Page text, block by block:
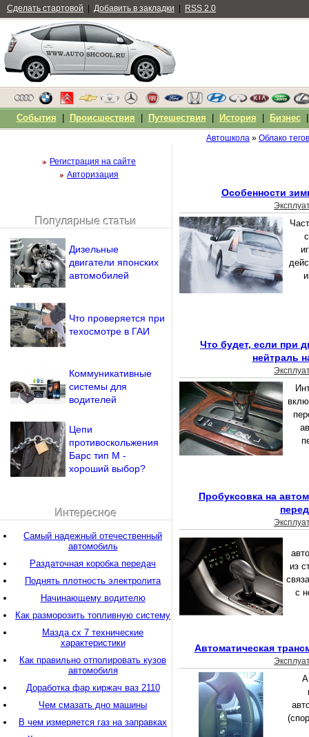
Автошкола » Облако тегов
Особенности
Что будет, если при
нейтраль
Пробуксовка на
из
с
Автоматическая
Регистрация на сайте
Авторизация
Напомнить пароль?
Популярные статьи
Дизельные
двигатели японских
автомобилей
Что проверяется при
техосмотре в ГАИ
Коммуникативные
системы для
водителей
Цепи
противоскольжения
Барс тип М -
хороший выбор?
Интересное
Самый надежный отечественный
автомобиль
Раздаточная коробка передач
Поднять плотность электролита
Начинающему водителю
Как разморозить топливную систему
Мазда сх 7 технические
характеристики
Как правильно отполировать кузов
автомобиля
Доработка фар киржач ваз 2110
Чем смазать дно машины
В чем измеряется газ на заправках
Сделать стартовой Добавить в закладки RSS 2.0
События Происшествия Путешествия История Бизнес